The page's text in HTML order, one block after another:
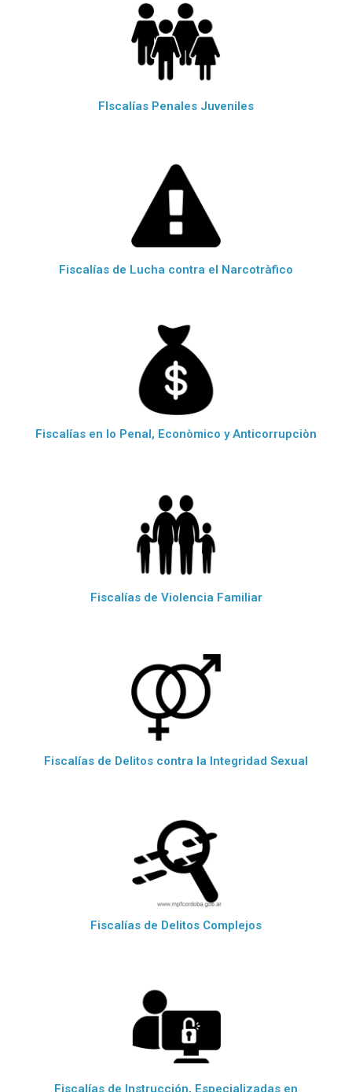
FIscalías Penales Juveniles
Fiscalías de Lucha contra el Narcotràfico
Fiscalías en lo Penal, Econòmico y Anticorrupciòn
Fiscalías de Violencia Familiar
Fiscalías de Delitos contra la Integridad Sexual
Fiscalías de Delitos Complejos
Fiscalías de Instrucción, Especializadas en